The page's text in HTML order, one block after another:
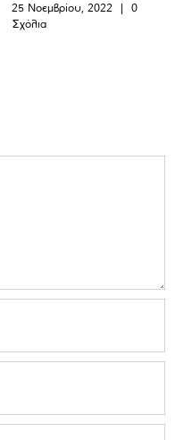
25 Νοεμβρίου, 2022 |
0
Σχόλια